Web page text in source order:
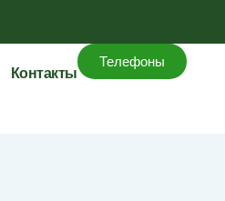
Контакты
Телефоны